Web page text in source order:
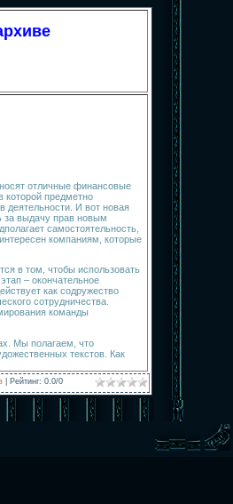
отличные финансовые
которой предметно
деятельности. И вот новая
за выдачу прав новым
самостоятельность,
компаниям, которые
в том, чтобы использовать
– окончательное
как содружество
сотрудничества.
команды
Мы полагаем, что
текстов. Как
Рейтинг: 0.0/0